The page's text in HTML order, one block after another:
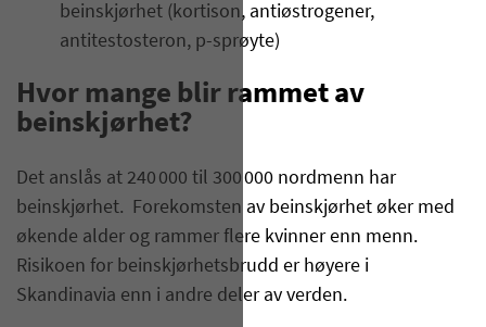
beinskjørhet (kortison, antiøstrogener,
antitestosteron, p-sprøyte)
Hvor mange blir rammet av
beinskjørhet?
Det anslås at 240 000 til 300 000 nordmenn har
beinskjørhet. Forekomsten av beinskjørhet øker med
økende alder og rammer flere kvinner enn menn.
Risikoen for beinskjørhetsbrudd er høyere i
Skandinavia enn i andre deler av verden.